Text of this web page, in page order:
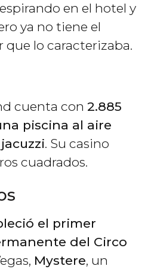
en el hotel y
ya no tiene el
lo caracterizaba.
cuenta con 2.885
piscina al aire
. Su casino
cuadrados.
el primer
del Circo
Mystere, un